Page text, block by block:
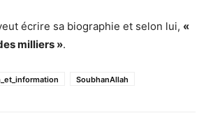
écrire sa biographie et selon lui, «
milliers ».
SoubhanAllah